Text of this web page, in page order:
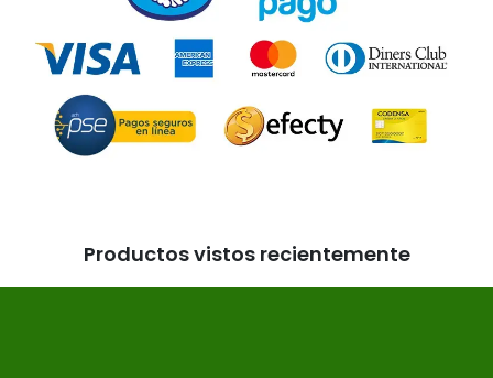
Productos vistos recientemente